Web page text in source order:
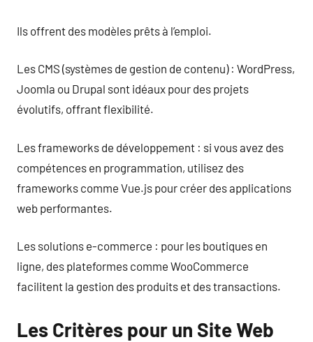
Ils offrent des modèles prêts à l’emploi.
Les CMS (systèmes de gestion de contenu) : WordPress,
Joomla ou Drupal sont idéaux pour des projets
évolutifs, offrant flexibilité.
Les frameworks de développement : si vous avez des
compétences en programmation, utilisez des
frameworks comme Vue.js pour créer des applications
web performantes.
Les solutions e-commerce : pour les boutiques en
ligne, des plateformes comme WooCommerce
facilitent la gestion des produits et des transactions.
Les Critères pour un Site Web